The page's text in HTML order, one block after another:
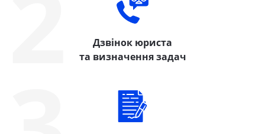
Дзвінок юриста
та визначення задач